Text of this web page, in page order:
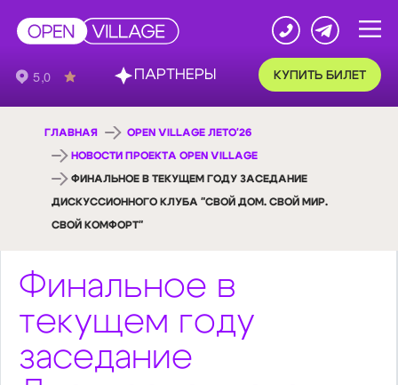
КУПИТЬ БИЛЕТ
ГЛАВНАЯ OPEN VILLAGE ЛЕТО'26
НОВОСТИ ПРОЕКТА OPEN VILLAGE
ФИНАЛЬНОЕ В ТЕКУЩЕМ ГОДУ ЗАСЕДАНИЕ
ДИСКУССИОННОГО КЛУБА "СВОЙ ДОМ. СВОЙ МИР.
СВОЙ КОМФОРТ"
Финальное в
текущем году
заседание